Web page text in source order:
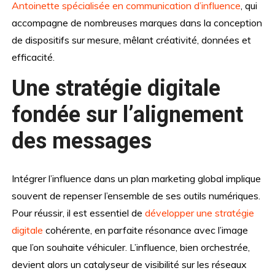
Antoinette spécialisée en communication d’influence , qui
accompagne de nombreuses marques dans la conception
de dispositifs sur mesure, mêlant créativité, données et
efficacité.
Une stratégie digitale
fondée sur l’alignement
des messages
Intégrer l’influence dans un plan marketing global implique
souvent de repenser l’ensemble de ses outils numériques.
Pour réussir, il est essentiel dedévelopper une stratégie
digitale cohérente, en parfaite résonance avec l’image
que l’on souhaite véhiculer. L’influence, bien orchestrée,
devient alors un catalyseur de visibilité sur les réseaux